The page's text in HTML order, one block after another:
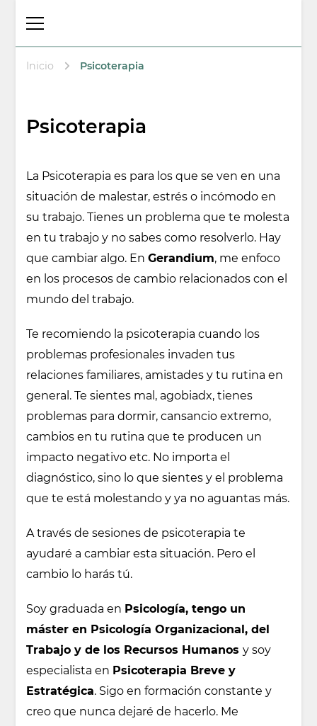
Laboral y
Inicio Psicoterapia
Psicoterapia
La Psicoterapia es para los que se ven en una
situación de malestar, estrés o incómodo en
su trabajo. Tienes un problema que te molesta
en tu trabajo y no sabes como resolverlo. Hay
que cambiar algo. EnGerandium, me enfoco
en los procesos de cambio relacionados con el
mundo del trabajo.
Te recomiendo la psicoterapia cuando los
problemas profesionales invaden tus
relaciones familiares, amistades y tu rutina en
general. Te sientes mal, agobiadx, tienes
problemas para dormir, cansancio extremo,
cambios en tu rutina que te producen un
impacto negativo etc. No importa el
diagnóstico, sino lo que sientes y el problema
que te está molestando y ya no aguantas más.
A través de sesiones de psicoterapia te
ayudaré a cambiar esta situación. Pero el
cambio lo harás tú.
Soy graduada en Psicología, tengo un
máster en Psicología Organizacional, del
Trabajo y de los Recursos Humanosy soy
especialista en Psicoterapia Breve y
Estratégica. Sigo en formación constante y
creo que nunca dejaré de hacerlo. Me